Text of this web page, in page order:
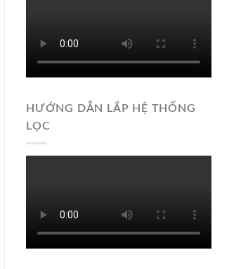
HƯỚNG DẪN LẮP HỆ THỐNG
LỌC